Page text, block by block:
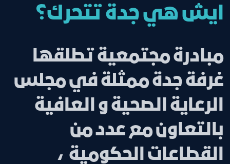
ايش هي جدة تتحرك؟
مبادرة مجتمعية تطلقها
غرفة جدة ممثلة في مجلس
الرعاية الصحية و العافية
بالتعاون مع عدد من
القطاعات الحكومية ،